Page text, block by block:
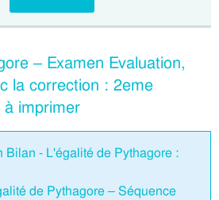
– Examen Evaluation,
la correction : 2eme
à imprimer
Bilan - L'égalité de Pythagore :
de Pythagore – Séquence